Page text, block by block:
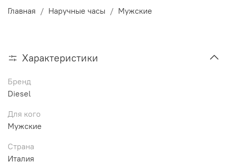
Главная Наручные часы Мужские
Характеристики
Бренд
Diesel
Для кого
Мужские
Страна
Италия